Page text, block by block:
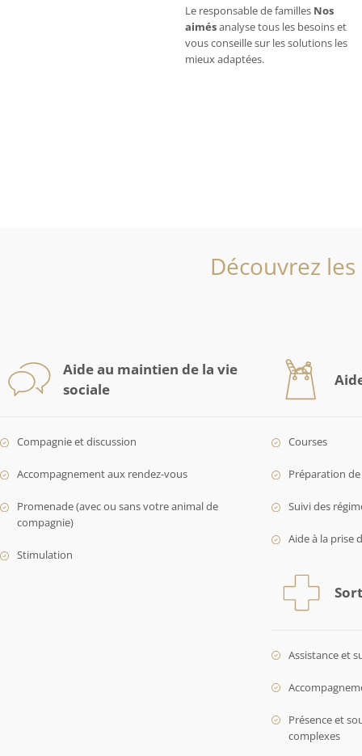
Le responsable de familles Nos
aimésanalyse tous les besoins et
vous conseille sur les solutions les
mieux adaptées.
Découvrez
Aide au maintien de la vie
sociale
Compagnie et discussion
Accompagnement aux rendez-vous
Promenade (avec ou sans votre animal de
compagnie)
Stimulation
Courses
Préparation
Suivi des
Aide à la prise
Assistance et
Présence et
complexes